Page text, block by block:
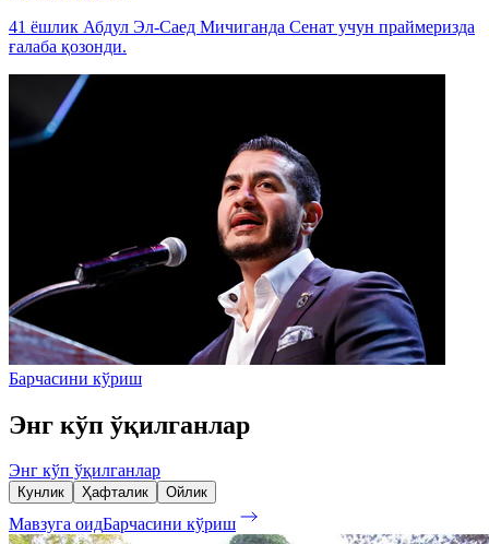
41 ёшлик Абдул Эл-Саед Мичиганда Сенат учун праймеризда
ғалаба қозонди.
Барчасини кўриш
Энг кўп ўқилганлар
Энг кўп ўқилганлар
Кунлик Ҳафталик Ойлик
Мавзуга оидБарчасини кўриш